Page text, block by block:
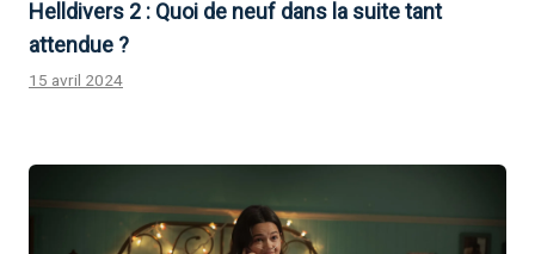
Helldivers 2 : Quoi de neuf dans la suite tant
attendue ?
15 avril 2024